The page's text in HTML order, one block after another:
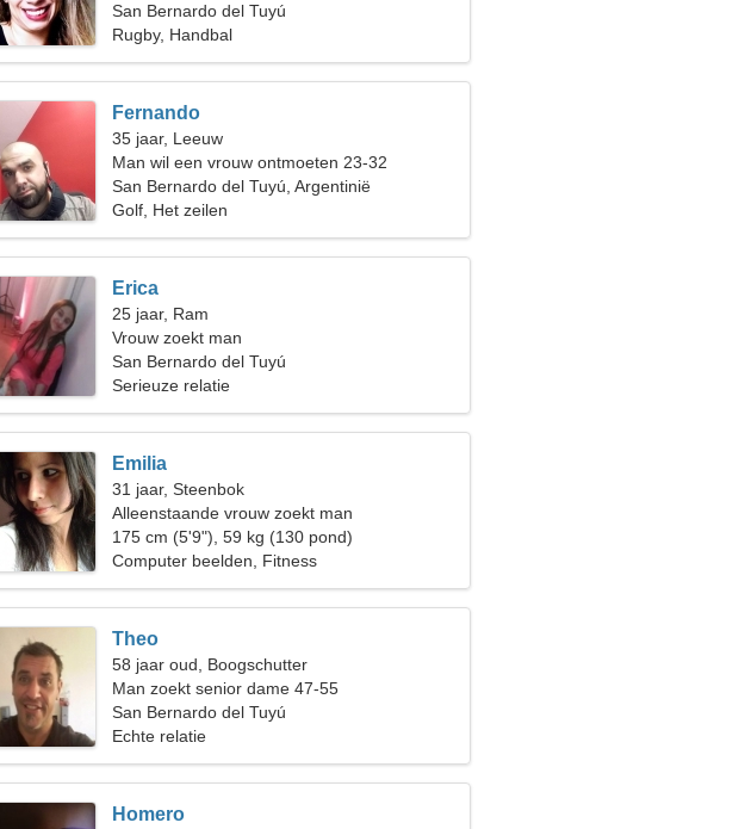
San Bernardo del Tuyú
Rugby, Handbal
Fernando
35 jaar, Leeuw
Man wil een vrouw ontmoeten 23-32
San Bernardo del Tuyú, Argentinië
Golf, Het zeilen
Erica
25 jaar, Ram
Vrouw zoekt man
San Bernardo del Tuyú
Serieuze relatie
Emilia
31 jaar, Steenbok
Alleenstaande vrouw zoekt man
175 cm (5'9"), 59 kg (130 pond)
Computer beelden, Fitness
Theo
58 jaar oud, Boogschutter
Man zoekt senior dame 47-55
San Bernardo del Tuyú
Echte relatie
Homero